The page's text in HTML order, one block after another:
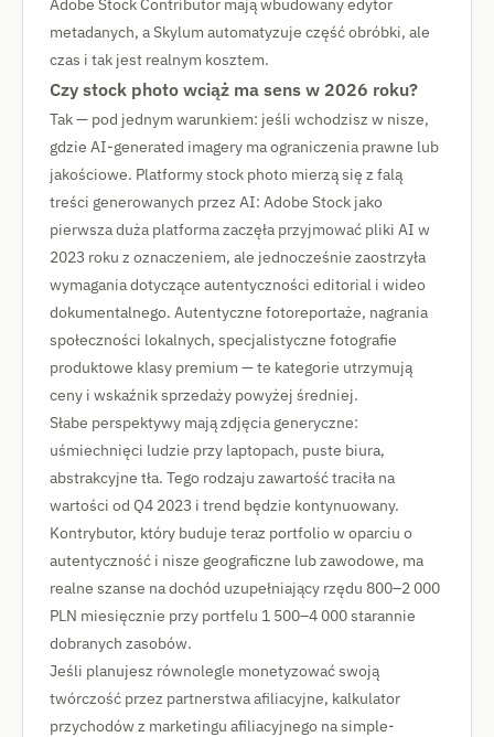
Adobe Stock Contributor mają wbudowany edytor
metadanych, a Skylum automatyzuje część obróbki, ale
czas i tak jest realnym kosztem.
Czy stock photo wciąż ma sens w 2026 roku?
Tak — pod jednym warunkiem: jeśli wchodzisz w nisze,
gdzie AI-generated imagery ma ograniczenia prawne lub
jakościowe. Platformy stock photo mierzą się z falą
treści generowanych przez AI: Adobe Stock jako
pierwsza duża platforma zaczęła przyjmować pliki AI w
2023 roku z oznaczeniem, ale jednocześnie zaostrzyła
wymagania dotyczące autentyczności editorial i wideo
dokumentalnego. Autentyczne fotoreportaże, nagrania
społeczności lokalnych, specjalistyczne fotografie
produktowe klasy premium — te kategorie utrzymują
ceny i wskaźnik sprzedaży powyżej średniej.
Słabe perspektywy mają zdjęcia generyczne:
uśmiechnięci ludzie przy laptopach, puste biura,
abstrakcyjne tła. Tego rodzaju zawartość traciła na
wartości od Q4 2023 i trend będzie kontynuowany.
Kontrybutor, który buduje teraz portfolio w oparciu o
autentyczność i nisze geograficzne lub zawodowe, ma
realne szanse na dochód uzupełniający rzędu 800–2 000
PLN miesięcznie przy portfelu 1 500–4 000 starannie
dobranych zasobów.
Jeśli planujesz równolegle monetyzować swoją
twórczość przez partnerstwa afiliacyjne, kalkulator
przychodów z marketingu afiliacyjnego na simple-